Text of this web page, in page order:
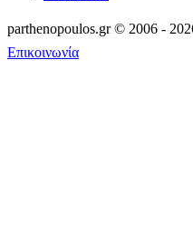
parthenopoulos.gr© 2006 -
Επικοινωνία